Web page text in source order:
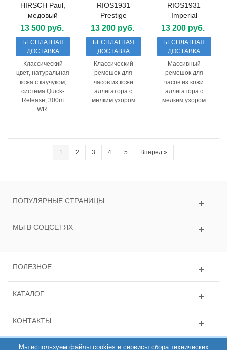
HIRSCH Paul,
медовый
13 500 руб.
БЕСПЛАТНАЯ
ДОСТАВКА
Классический
цвет, натуральная
кожа с каучуком,
система Quick-
Release, 300m
WR.
RIOS1931
Prestige
13 200 руб.
БЕСПЛАТНАЯ
ДОСТАВКА
Классический
ремешок для
часов из кожи
аллигатора с
мелким узором
RIOS1931
Imperial
13 200 руб.
БЕСПЛАТНАЯ
ДОСТАВКА
Массивный
ремешок для
часов из кожи
аллигатора с
мелким узором
1 2 3 4 5 Вперед »
ПОПУЛЯРНЫЕ СТРАНИЦЫ
МЫ В СОЦСЕТЯХ
ПОЛЕЗНОЕ
КАТАЛОГ
КОНТАКТЫ
Мы используем файлы cookies и сервисы сбора технических